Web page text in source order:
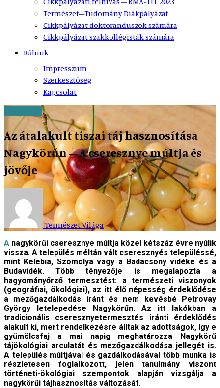
Természet–Tudomány Diákpályázat
Cikkpályázat doktoranduszok számára
Cikkpályázat szakkollégisták számára
Rólunk
Impresszum
Szerkesztőség
Kapcsolat
Az átalakult tiszai táj hasznosítása
Nagykörűn – A cseresznye múltja és
jövője
Természet Világa
A nagykörűi cseresznye múltja közel kétszáz évre nyúlik
vissza. A település méltán vált cseresznyés településsé,
mint Kelebia, Szomolya vagy a Badacsony vidéke és a
Budavidék. Több tényezője is megalapozta a
hagyományőrző termesztést: a természeti viszonyok
(geográfiai, ökológiai), az itt élő népesség érdeklődése
a mezőgazdálkodás iránt és nem kevésbé Petrovay
György letelepedése Nagykörűn. Az itt lakókban a
tradicionális cseresznyetermesztés iránti érdeklődés
alakult ki, mert rendelkezésre álltak az adottságok, így e
gyümölcsfaj a mai napig meghatározza Nagykörű
tájökológiai arculatát és mezőgazdálkodása jellegét is.
A település múltjával és gazdálkodásával több munka is
részletesen foglalkozott, jelen tanulmány viszont
történeti-ökológiai szempontok alapján vizsgálja a
nagykörűi tájhasznosítás változását.